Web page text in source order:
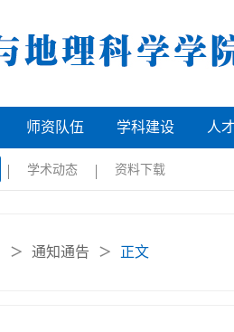
师资队伍 学科建设 人
学术动态 资料下载
＞ 通知通告 ＞ 正文